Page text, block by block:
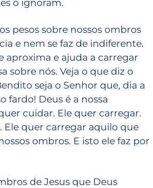
o ignoram.
pesos sobre nossos ombros
e nem se faz de indiferente.
aproxima e ajuda a carregar
sobre nós. Veja o que diz o
seja o Senhor que, dia a
fardo! Deus é a nossa
cuidar. Ele quer carregar.
Ele quer carregar aquilo que
ombros. E isto ele faz por
de Jesus que Deus